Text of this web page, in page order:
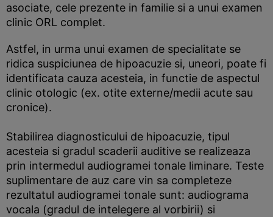
asociate, cele prezente in familie si a unui examen
clinic ORL complet.
Astfel, in urma unui examen de specialitate se
ridica suspiciunea de hipoacuzie si, uneori, poate fi
identificata cauza acesteia, in functie de aspectul
clinic otologic (ex. otite externe/medii acute sau
cronice).
Stabilirea diagnosticului de hipoacuzie, tipul
acesteia si gradul scaderii auditive se realizeaza
prin intermedul audiogramei tonale liminare. Teste
suplimentare de auz care vin sa completeze
rezultatul audiogramei tonale sunt: audiograma
vocala (gradul de intelegere al vorbirii) si